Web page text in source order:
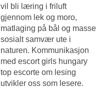
vil bli læring i friluft
gjennom lek og moro,
matlaging på bål og masse
sosialt samvær ute i
naturen. Kommunikasjon
med escort girls hungary
top escorte om lesing
utvikler oss som lesere.